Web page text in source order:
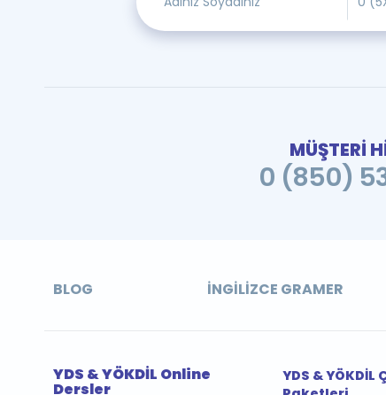
MÜŞTERİ
0 (850)
BLOG İNGILIZCE GRAMER
YDS & YÖKDİL Online
Dersler
YDS & YÖKDİL